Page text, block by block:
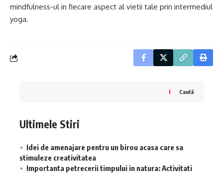
mindfulness-ul in fiecare aspect al vietii tale prin intermediul
yoga.
Caută
Ultimele Stiri
Idei de amenajare pentru un birou acasa care sa
stimuleze creativitatea
Importanta petrecerii timpului in natura: Activitati